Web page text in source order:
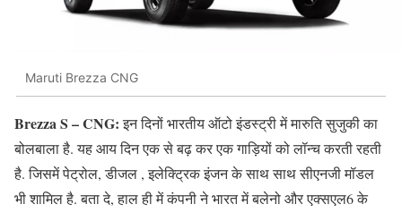
Maruti Brezza CNG
Brezza S – CNG:इन दिनों भारतीय ऑटो इंडस्ट्री में मारुति सुजुकी का
बोलबाला है. यह आय दिन एक से बढ़ कर एक गाड़ियों को लॉन्च करती रहती
है. जिसमें पेट्रोल, डीजल , इलेक्ट्रिक इंजन के साथ साथ सीएनजी मॉडल
भी शामिल है. बता दे, हाल ही में कंपनी ने भारत में बलेनो और एक्सएल6 के